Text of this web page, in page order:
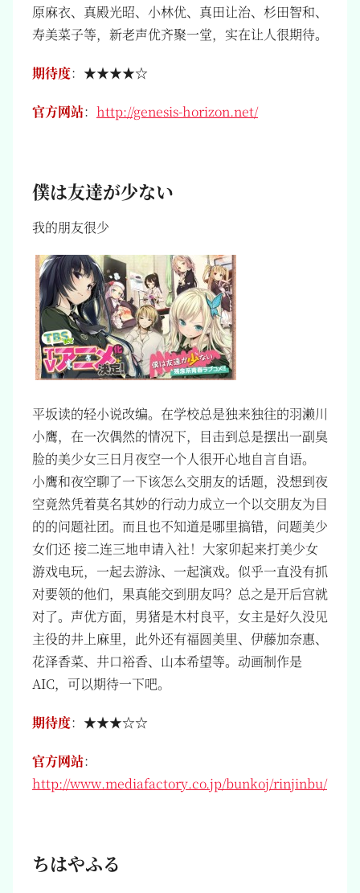
原麻衣、真殿光昭、小林优、真田让治、杉田智和、
寿美菜子等，新老声优齐聚一堂，实在让人很期待。
期待度：★★★★☆
官方网站： http://genesis-horizon.net/
僕は友達が少ない
我的朋友很少
平坂读的轻小说改编。在学校总是独来独往的羽濑川
小鹰，在一次偶然的情况下，目击到总是摆出一副臭
脸的美少女三日月夜空一个人很开心地自言自语。
小鹰和夜空聊了一下该怎么交朋友的话题，没想到夜
空竟然凭着莫名其妙的行动力成立一个以交朋友为目
的的问题社团。而且也不知道是哪里搞错，问题美少
女们还 接二连三地申请入社！大家卯起来打美少女
游戏电玩，一起去游泳、一起演戏。似乎一直没有抓
对要领的他们，果真能交到朋友吗？总之是开后宫就
对了。声优方面，男猪是木村良平，女主是好久没见
主役的井上麻里，此外还有福圆美里、伊藤加奈惠、
花泽香菜、井口裕香、山本希望等。动画制作是
AIC，可以期待一下吧。
期待度：★★★☆☆
官方网站：
http://www.mediafactory.co.jp/bunkoj/rinjinbu/
ちはやふる